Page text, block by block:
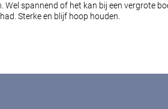
Wel spannend of het kan bij een vergrote
Sterke en blijf hoop houden.